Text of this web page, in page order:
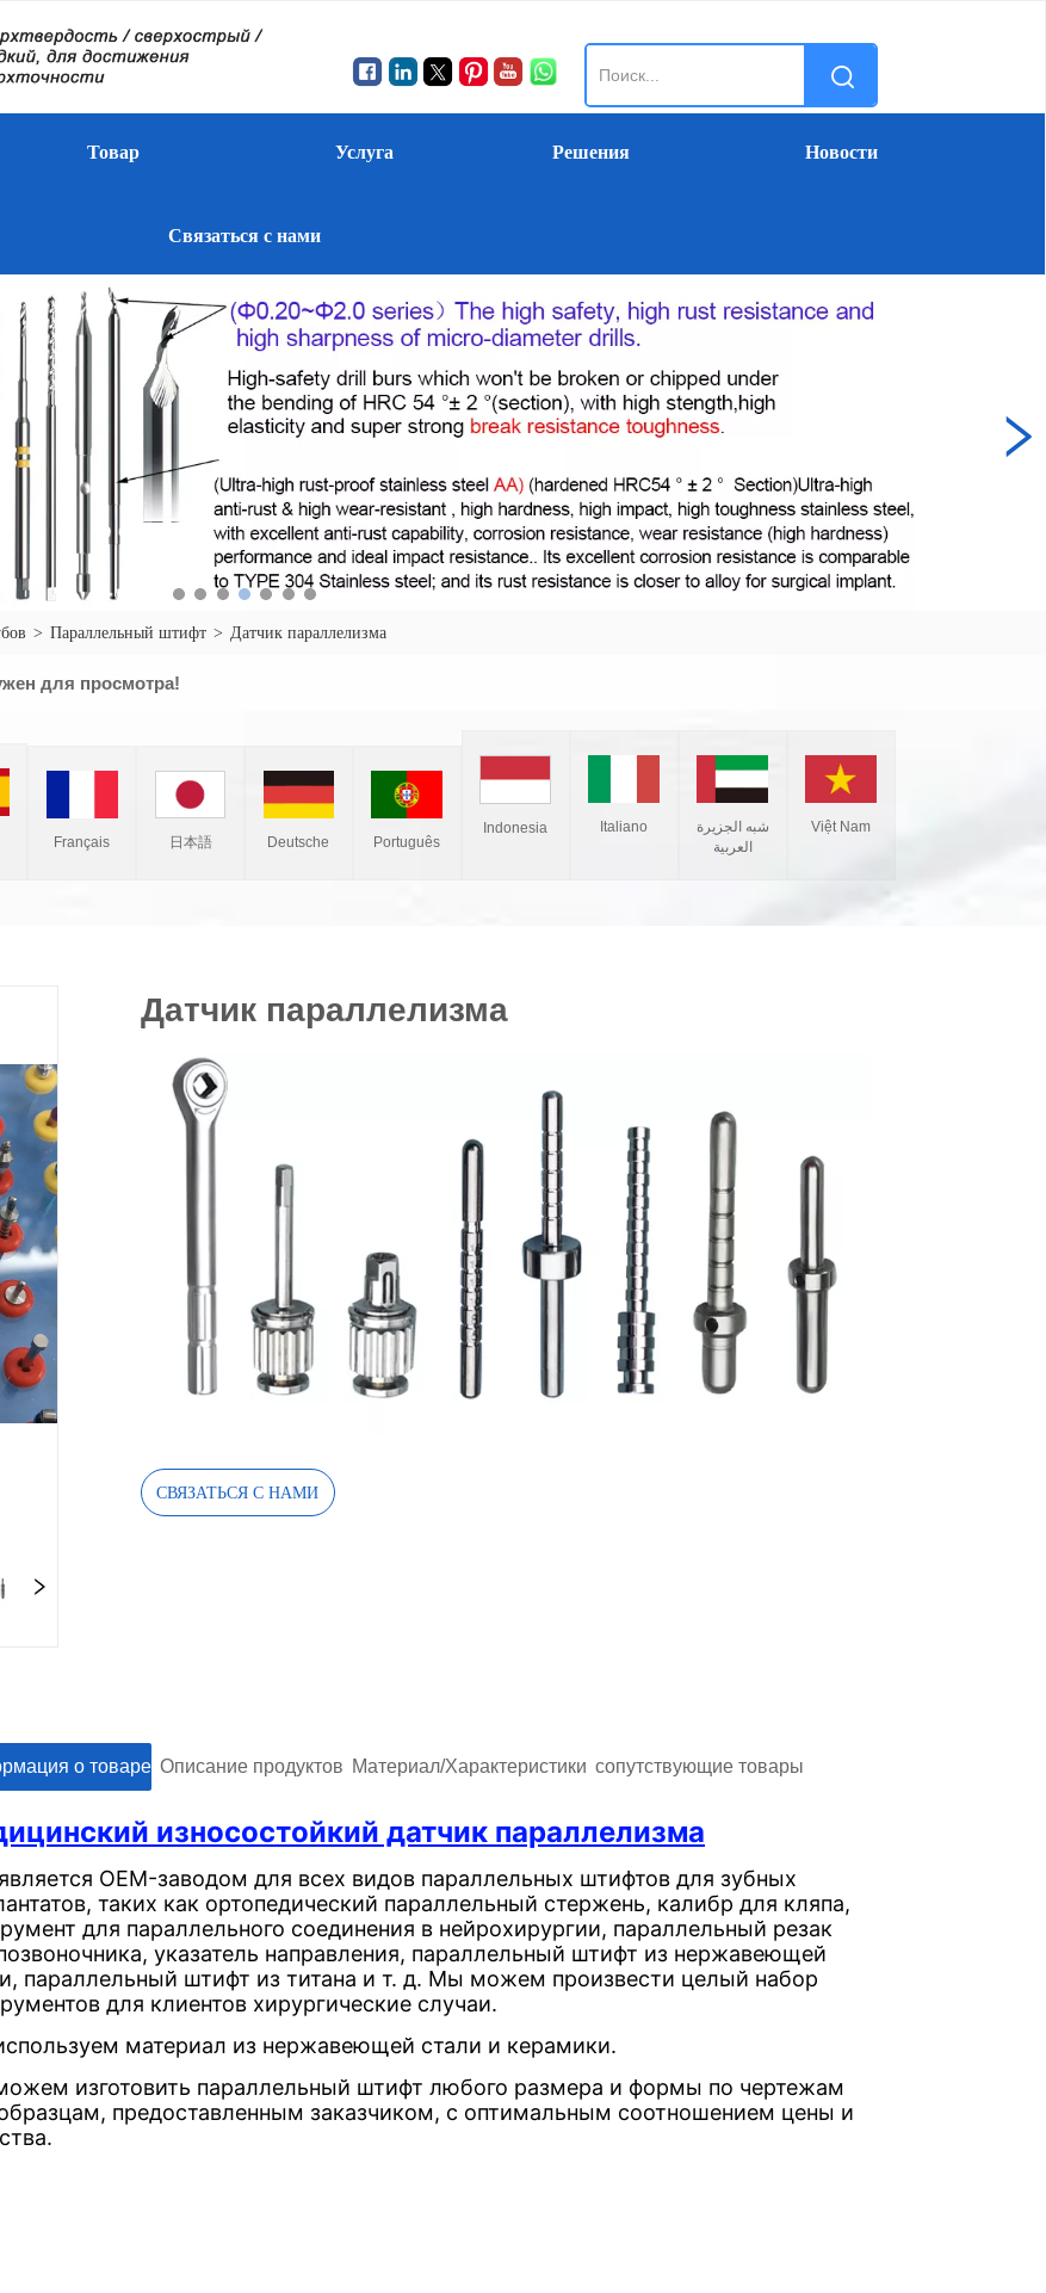
Товар Услуга Решения Новости
Связаться с нами
> Параллельный штифт > Датчик параллелизма
для просмотра!
Français 日本語 Deutsche Português
Indonesia Italiano
شبه الجزيرة
العربية
Việt Nam
Датчик параллелизма
СВЯЗАТЬСЯ С НАМИ
о товареㅤㅤ ㅤㅤОписание продуктовㅤㅤ ㅤㅤМатериал/Характеристикиㅤㅤ ㅤㅤсопутствующие товарыㅤㅤ